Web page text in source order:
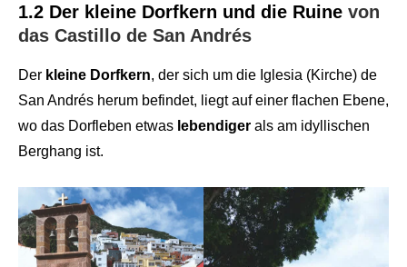
1.2 Der kleine Dorfkern und die Ruine von
das Castillo de San Andrés
Der kleine Dorfkern, der sich um die Iglesia (Kirche) de
San Andrés herum befindet, liegt auf einer flachen Ebene,
wo das Dorfleben etwas lebendiger als am idyllischen
Berghang ist.